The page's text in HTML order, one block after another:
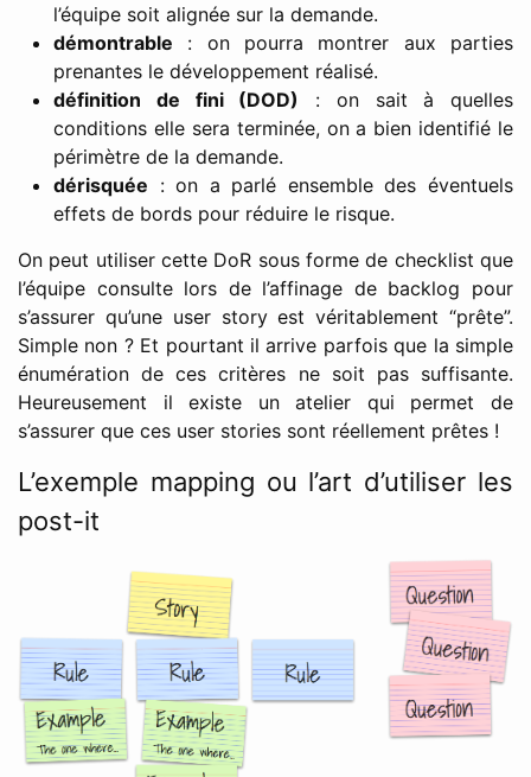
l’équipe soit alignée sur la demande.
démontrable : on pourra montrer aux parties
prenantes le développement réalisé.
définition de fini (DOD)
: on sait à quelles
conditions elle sera terminée, on a bien identifié le
périmètre de la demande.
dérisquée : on a parlé ensemble des éventuels
effets de bords pour réduire le risque.
On peut utiliser cette DoR sous forme de checklist que
l’équipe consulte lors de l’affinage de backlog pour
s’assurer qu’une user story est véritablement “prête”.
Simple non ? Et pourtant il arrive parfois que la simple
énumération de ces critères ne soit pas suffisante.
Heureusement il existe un atelier qui permet de
s’assurer que ces user stories sont réellement prêtes !
L’exemple mapping ou l’art d’utiliser les
post-it